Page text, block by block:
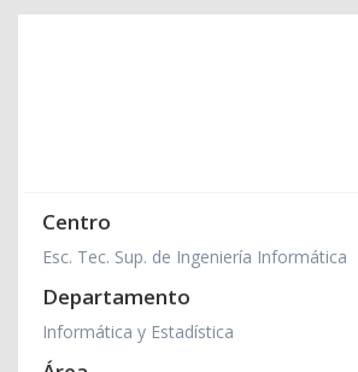
Centro
Esc. Tec. Sup. de Ingeniería Informática
Departamento
Informática y Estadística